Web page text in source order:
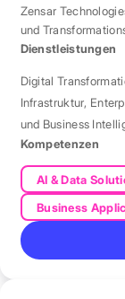
Zensar
und
Dienstleistungen
Digital
Infrastruktur,
und Business
Kompetenzen
AI & Data
Business